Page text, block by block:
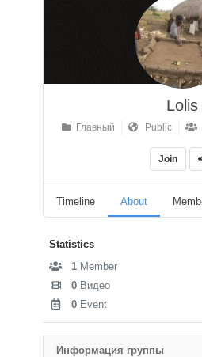
Lolis
Главный Public
Join
Timeline About
Statistics
1 Member
0 Видео
0 Event
Информация группы